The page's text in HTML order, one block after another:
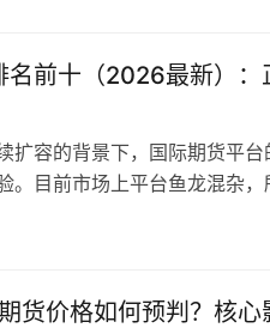
名前十（2026最新）
扩容的背景下，国际期货平
。目前市场上平台鱼龙混杂
家梳理优质平台核心特征，
货价格如何预判？核心